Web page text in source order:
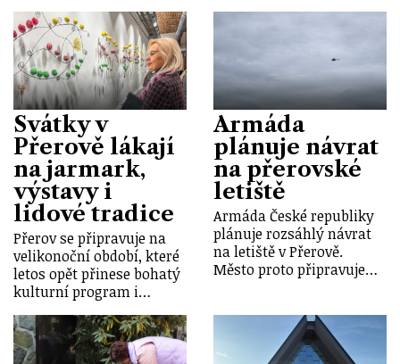
Svátky v
Přerově lákají
na jarmark,
výstavy i
lidové tradice
Přerov se připravuje na
velikonoční období, které
letos opět přinese bohatý
kulturní program i…
Armáda
plánuje návrat
na přerovské
letiště
Armáda České republiky
plánuje rozsáhlý návrat
na letiště v Přerově.
Město proto připravuje…